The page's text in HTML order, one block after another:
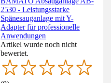
2530 - Leistungsstarke
Spänesauganlage mit Y-
Adapter für professionelle
Anwendungen
Artikel wurde noch nicht
bewertet.